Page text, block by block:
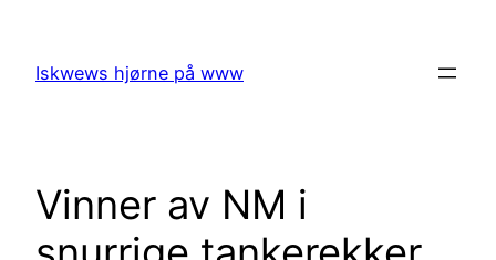
content
Iskwews hjørne på www
Vinner av NM i